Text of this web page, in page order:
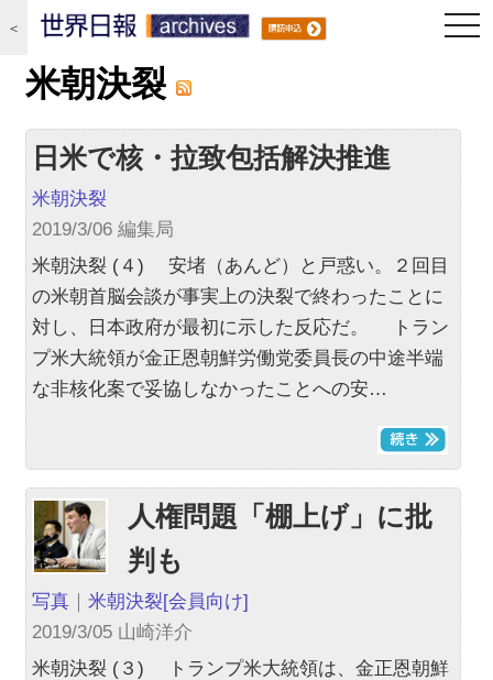
＜
米朝決裂
日米で核・拉致包括解決推進
米朝決裂
2019/3/06 編集局
米朝決裂 (４) 安堵（あんど）と戸惑い。２回目
の米朝首脳会談が事実上の決裂で終わったことに
対し、日本政府が最初に示した反応だ。 トラン
プ米大統領が金正恩朝鮮労働党委員長の中途半端
な非核化案で妥協しなかったことへの安…
人権問題「棚上げ」に批
判も
写真 ｜米朝決裂[会員向け]
2019/3/05 山崎洋介
米朝決裂 (３) トランプ米大統領は、金正恩朝鮮